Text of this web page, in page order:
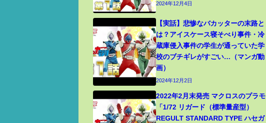
2024年12月4日
【実話】悲惨なバカッターの末路と
は？アイスケース寝そべり事件・冷
蔵庫侵入事件の学生が通っていた学
校のブチギレがすごい…（マンガ動
画）
2024年12月2日
2022年2月末発売 マクロスのプラモ
「1/72 リガード（標準量産型）
REGULT STANDARD TYPE ハセガ